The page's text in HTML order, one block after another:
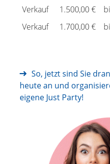
Verkauf
1.500,00 €
Verkauf
1.700,00 €
So, jetzt sind Sie
heute an und
eigene Just Party!